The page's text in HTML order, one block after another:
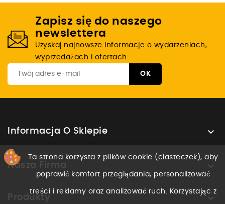
Zapisz się do naszego
newslettera
Uzyskaj najnowsze informacje o wydarzeniach,
wyprzedażach i ofertach
Informacja O Sklepie 
Nasza Firma 
Produkty 
Ta strona korzysta z plików cookie (ciasteczek), aby
poprawić komfort przeglądania, personalizować
treści i reklamy oraz analizować ruch. Korzystając z